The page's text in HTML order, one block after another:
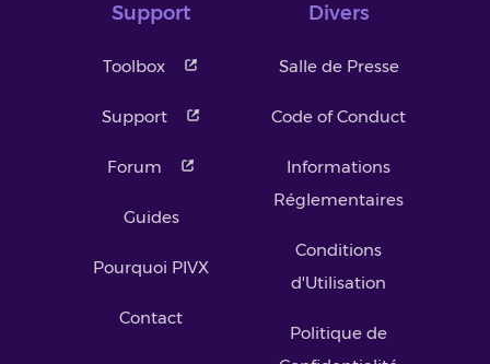
Support
Toolbox
Support
Forum
Guides
Pourquoi PIVX
Contact
Divers
Salle de Presse
Code of Conduct
Informations
Réglementaires
Conditions
d'Utilisation
Politique de